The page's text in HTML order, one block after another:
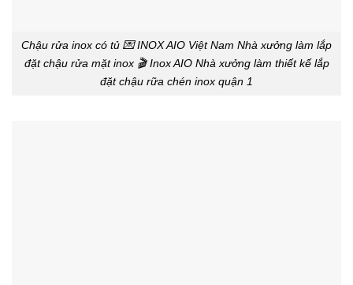
Chậu rửa inox có tủ 💌 INOX AIO Việt Nam Nhà xưởng làm lắp
đặt chậu rửa mặt inox 🎬 Inox AIO Nhà xưởng làm thiết kế lắp
đặt chậu rữa chén inox quận 1